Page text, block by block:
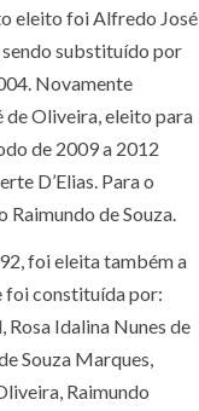
eleito foi Alfredo José
substituído por
Novamente
Oliveira, eleito para
de 2009 a 2012
D’Elias. Para o
de Souza.
foi eleita também a
foi constituída por:
Idalina Nunes de
Souza Marques,
Raimundo